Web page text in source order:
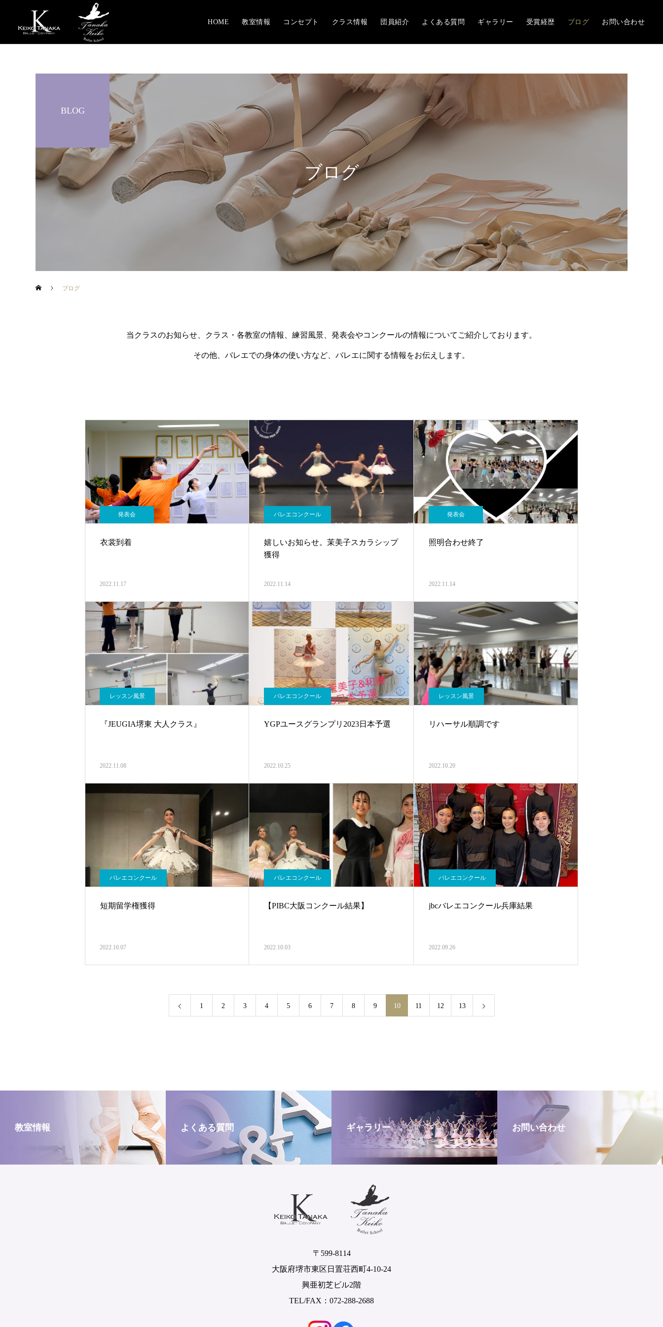
HOME 教室情報 コンセプト クラス情報 団員紹介 よくある質問 ギャラリー 受賞経歴 ブログ お問い合わせ
ブログ
BLOG
ブログ
当クラスのお知らせ、クラス・各教室の情報、練習風景、発表会やコンクールの情報についてご紹介しております。
その他、バレエでの身体の使い方など、バレエに関する情報をお伝えします。
発表会
衣裳到着
2022.11.17
バレエコンクール
嬉しいお知らせ。茉美子スカラシップ
獲得
2022.11.14
発表会
照明合わせ終了
2022.11.14
レッスン風景
『JEUGIA堺東 大人クラス』
2022.11.08
バレエコンクール
YGPユースグランプリ2023日本予選
2022.10.25
レッスン風景
リハーサル順調です
2022.10.20
バレエコンクール
短期留学権獲得
2022.10.07
バレエコンクール
【PIBC大阪コンクール結果】
2022.10.03
バレエコンクール
jbcバレエコンクール兵庫結果
2022.09.26
1 2 3 4 5 6 7 8 9 10 11 12 13
教室情報 よくある質問 ギャラリー お問い合わせ
〒599-8114
大阪府堺市東区日置荘西町4-10-24
興亜初芝ビル2階
TEL/FAX：072-288-2688